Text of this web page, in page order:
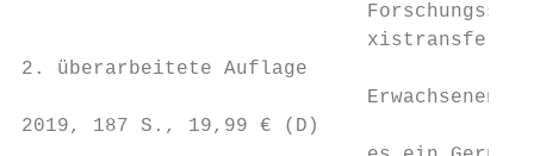
xistransfer.
2. überarbeitete Auflage
2019, 187 S., 19,99 € (D)